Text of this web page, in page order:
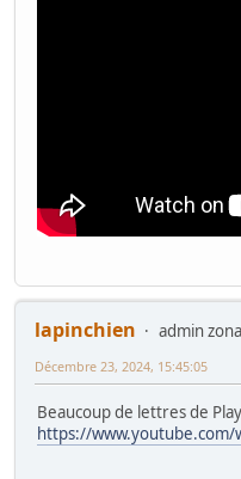
lapinchien
admin
Décembre 23, 2024, 15:45:05
Beaucoup de lettres de
https://www.youtube.com/